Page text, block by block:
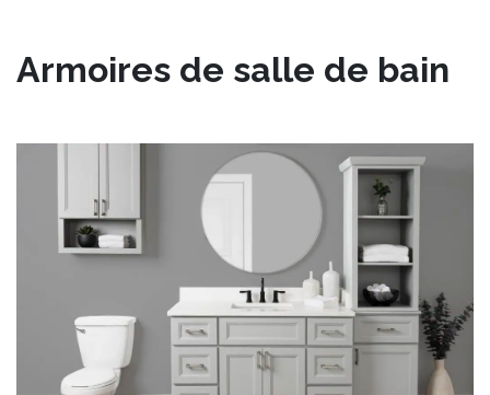
Armoires de salle de bain